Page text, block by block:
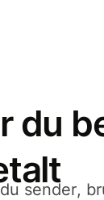
du
sender,